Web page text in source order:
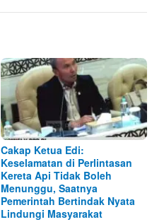
Cakap Ketua Edi:
Keselamatan di Perlintasan
Kereta Api Tidak Boleh
Menunggu, Saatnya
Pemerintah Bertindak Nyata
Lindungi Masyarakat